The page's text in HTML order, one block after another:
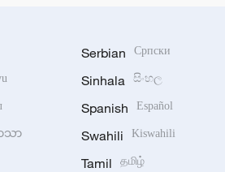
သာ
Serbian Српски
Sinhala සිංහල
Spanish Español
Swahili Kiswahili
Tamil தமிழ்